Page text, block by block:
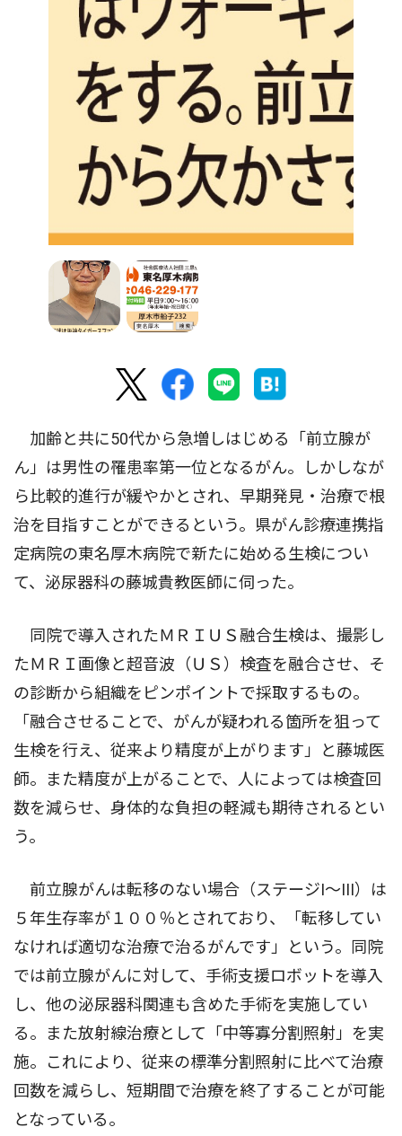
加齢と共に50代から急増しはじめる「前立腺が
ん」は男性の罹患率第一位となるがん。しかしなが
ら比較的進行が緩やかとされ、早期発見・治療で根
治を目指すことができるという。県がん診療連携指
定病院の東名厚木病院で新たに始める生検につい
て、泌尿器科の藤城貴教医師に伺った。
同院で導入されたＭＲＩＵＳ融合生検は、撮影し
たＭＲＩ画像と超音波（ＵＳ）検査を融合させ、そ
の診断から組織をピンポイントで採取するもの。
「融合させることで、がんが疑われる箇所を狙って
生検を行え、従来より精度が上がります」と藤城医
師。また精度が上がることで、人によっては検査回
数を減らせ、身体的な負担の軽減も期待されるとい
う。
前立腺がんは転移のない場合（ステージI〜III）は
５年生存率が１００％とされており、「転移してい
なければ適切な治療で治るがんです」という。同院
では前立腺がんに対して、手術支援ロボットを導入
し、他の泌尿器科関連も含めた手術を実施してい
る。また放射線治療として「中等寡分割照射」を実
施。これにより、従来の標準分割照射に比べて治療
回数を減らし、短期間で治療を終了することが可能
となっている。